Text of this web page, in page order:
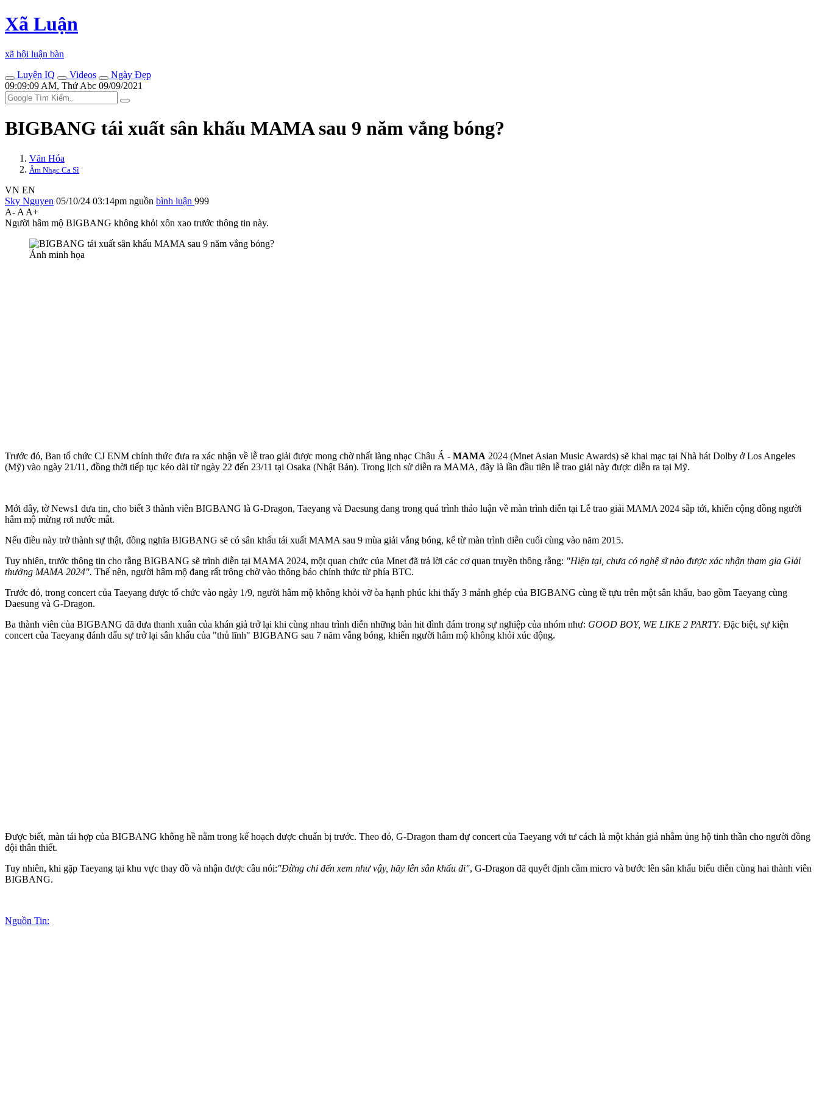
Xã Luận
xã hội luận bàn
Luyện IQ
Videos
Ngày Đẹp
09:09:09 AM, Thứ Abc 09/09/2021
BIGBANG tái xuất sân khấu MAMA sau 9 năm vắng bóng?
Văn Hóa
Âm Nhạc Ca Sĩ
VN EN
Sky Nguyen 05/10/24 03:14pm nguồn bình luận 999
A- A A+
Người hâm mộ BIGBANG không khỏi xôn xao trước thông tin này.
Ảnh minh họa
Trước đó, Ban tổ chức CJ ENM chính thức đưa ra xác nhận về lễ trao giải được mong chờ nhất làng nhạc Châu Á - MAMA 2024 (Mnet Asian Music Awards) sẽ khai mạc tại Nhà hát Dolby ở Los Angeles
(Mỹ) vào ngày 21/11, đồng thời tiếp tục kéo dài từ ngày 22 đến 23/11 tại Osaka (Nhật Bản). Trong lịch sử diễn ra MAMA, đây là lần đầu tiên lễ trao giải này được diễn ra tại Mỹ.
Mới đây, tờ News1 đưa tin, cho biết 3 thành viên BIGBANG là G-Dragon, Taeyang và Daesung đang trong quá trình thảo luận về màn trình diễn tại Lễ trao giải MAMA 2024 sắp tới, khiến cộng đồng người
hâm mộ mừng rơi nước mắt.
Nếu điều này trở thành sự thật, đồng nghĩa BIGBANG sẽ có sân khấu tái xuất MAMA sau 9 mùa giải vắng bóng, kể từ màn trình diễn cuối cùng vào năm 2015.
Tuy nhiên, trước thông tin cho rằng BIGBANG sẽ trình diễn tại MAMA 2024, một quan chức của Mnet đã trả lời các cơ quan truyền thông rằng: "Hiện tại, chưa có nghệ sĩ nào được xác nhận tham gia Giải
thưởng MAMA 2024". Thế nên, người hâm mộ đang rất trông chờ vào thông báo chính thức từ phía BTC.
Trước đó, trong concert của Taeyang được tổ chức vào ngày 1/9, người hâm mộ không khỏi vỡ òa hạnh phúc khi thấy 3 mảnh ghép của BIGBANG cùng tề tựu trên một sân khấu, bao gồm Taeyang cùng
Daesung và G-Dragon.
Ba thành viên của BIGBANG đã đưa thanh xuân của khán giả trở lại khi cùng nhau trình diễn những bản hit đình đám trong sự nghiệp của nhóm như: GOOD BOY, WE LIKE 2 PARTY. Đặc biệt, sự kiện
concert của Taeyang đánh dấu sự trở lại sân khấu của "thủ lĩnh" BIGBANG sau 7 năm vắng bóng, khiến người hâm mộ không khỏi xúc động.
Được biết, màn tái hợp của BIGBANG không hề nằm trong kế hoạch được chuẩn bị trước. Theo đó, G-Dragon tham dự concert của Taeyang với tư cách là một khán giả nhằm ủng hộ tinh thần cho người đồng
đội thân thiết.
Tuy nhiên, khi gặp Taeyang tại khu vực thay đồ và nhận được câu nói:"Đừng chỉ đến xem như vậy, hãy lên sân khấu đi", G-Dragon đã quyết định cầm micro và bước lên sân khấu biểu diễn cùng hai thành viên
BIGBANG.
Nguồn Tin: